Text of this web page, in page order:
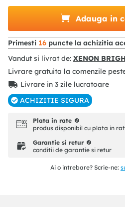
Adauga in
Primesti 16 puncte la achizitia
Vandut si livrat de: XENON
Livrare gratuita la comenzile
Livrare in 3 zile lucratoare
ACHIZITIE SIGURA
Plata in rate
produs disponibil cu plata in
Garantie si retur
conditii de garantie si retur
Ai o intrebare? Scrie-ne: